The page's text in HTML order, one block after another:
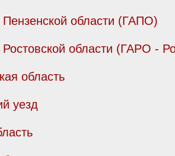
Пензенской области (ГАПО)
Ростовской области (ГАРО -
область
уезд